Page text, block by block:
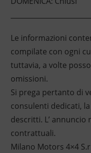
Le informazioni
compilate con ogni
tuttavia, a volte
omissioni.
Si prega pertanto di
consulenti dedicati,
descritti. L’ annuncio
contrattuali.
Milano Motors 4×4